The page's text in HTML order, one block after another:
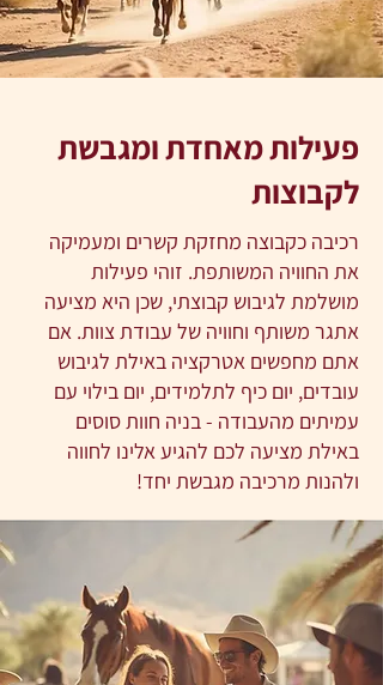
פעילות מאחדת ומגבשת
לקבוצות
רכיבה כקבוצה מחזקת קשרים ומעמיקה
את החוויה המשותפת. זוהי פעילות
מושלמת לגיבוש קבוצתי, שכן היא מציעה
אתגר משותף וחוויה של עבודת צוות. אם
אתם מחפשים אטרקציה באילת לגיבוש
עובדים, יום כיף לתלמידים, יום בילוי עם
עמיתים מהעבודה - בניה חוות סוסים
באילת מציעה לכם להגיע אלינו לחווה
ולהנות מרכיבה מגבשת יחד!